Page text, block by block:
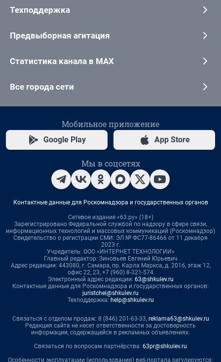
Техподдержка
Предвыборная агитация
Статистика канала в MAX
Все города сети
Мобильное приложение
Google Play App Store
Мы в соцсетях
Контактные данные для Роскомнадзора и государственных органов
Сетевое издание «63.ру» (18+)
Зарегистрировано Федеральной службой по надзору в сфере связи,
информационных технологий и массовых коммуникаций (Роскомнадзор)
Свидетельство о регистрации СМИ: ЭЛ № ФС77-86466 от 11 декабря
2023 г.
Учредитель: ООО «ИНТЕРНЕТ ТЕХНОЛОГИИ»
Главный редактор: Зиновьев Евгений Юрьевич
Адрес редакции: 443080, г. Самара, пр. Карла Маркса, д. 201б, этаж 12,
офис 22, 23, +7 (960) 8-321-574
Электронный адрес редакции: 63@shkulev.ru
Контактные данные для Роскомнадзора и государственных органов:
juristchel@shkulev.ru
Техподдержка: help@shkulev.ru
Связаться с отделом продаж: 8 (846) 201-63-33, reklama63@shkulev.ru
Редакция сайта не несет ответственности за достоверность
информации, содержащейся в рекламных объявлениях.
Связаться по вопросам партнёрства: 63pr@shkulev.ru
Особенности эксплуатации (использования) веб-портала регулируются: